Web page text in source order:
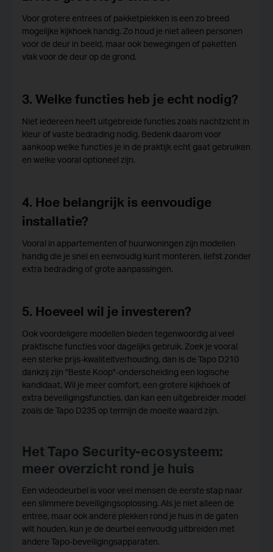
Voor grotere entrees of pakketplekken is een zo breed
mogelijke kijkhoek handig. Zo houd je niet alleen personen
voor de deur in beeld, maar ook bewegingen of paketten
vlak voor de deur op de grond.
3. Welke functies heb je echt nodig?
Niet iedereen heeft uitgebreide functies zoals nachtzicht in
kleur of vaste bedrading nodig. Bedenk daarom voor
aankoop welke functies je in de praktijk echt gaat gebruiken
en welke vooral optioneel zijn.
4. Hoe belangrijk is eenvoudige
installatie?
Vooral in appartementen of huurwoningen zijn modellen
handig die je snel en eenvoudig kunt monteren, liefst zonder
extra bedrading of grote aanpassingen.
5. Hoeveel wil je investeren?
Ook voordeligere modellen bieden tegenwoordig al veel
praktische functies voor dagelijks gebruik. Zoek je vooral
een sterke prijs-kwaliteitverhouding, dan is de Tapo D210
dankzij zijn "Beste Koop"-onderscheiding een logische
kandidaat. Wil je meer comfort, een grotere kijkhoek of
extra beveiligingsfuncties, dan kan een uitgebreider model
zoals de Tapo D235 op termijn de moeite waard zijn.
Het Tapo Security-ecosysteem:
meer overzicht rond je huis
Een videodeurbel is voor veel mensen de eerste stap naar
een slimmere beveiligingsoplossing. Als je niet alleen de
entree, maar ook andere plekken rond je huis in de gaten
wilt houden, kun je de deurbel eenvoudig uitbreiden met
andere Tapo-beveiligingsapparaten.